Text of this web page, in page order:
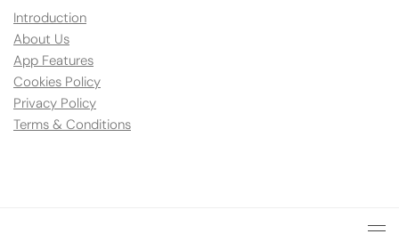
Introduction
About Us
App Features
Cookies Policy
Privacy Policy
Terms & Conditions